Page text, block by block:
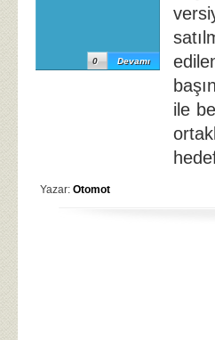
Devamı
0
ile
Yazar: Otomot